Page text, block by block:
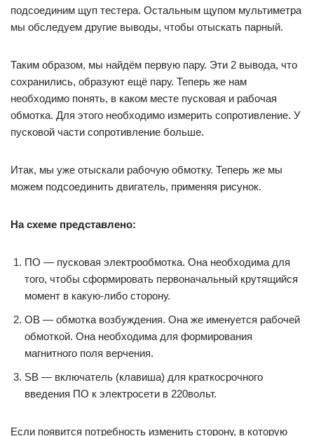
подсоединим щуп тестера. Остальным щупом мультиметра
мы обследуем другие выводы, чтобы отыскать парный.
Таким образом, мы найдём первую пару. Эти 2 вывода, что
сохранились, образуют ещё пару. Теперь же нам
необходимо понять, в каком месте пусковая и рабочая
обмотка. Для этого необходимо измерить сопротивление. У
пусковой части сопротивление больше.
Итак, мы уже отыскали рабочую обмотку. Теперь же мы
можем подсоединить двигатель, применяя рисунок.
На схеме представлено:
ПО — пусковая электрообмотка. Она необходима для
того, чтобы сформировать первоначальный крутящийся
момент в какую-либо сторону.
ОВ — обмотка возбуждения. Она же именуется рабочей
обмоткой. Она необходима для формирования
магнитного поля верчения.
SB — включатель (клавиша) для краткосрочного
введения ПО к электросети в 220вольт.
Если появится потребность изменить сторону, в которую